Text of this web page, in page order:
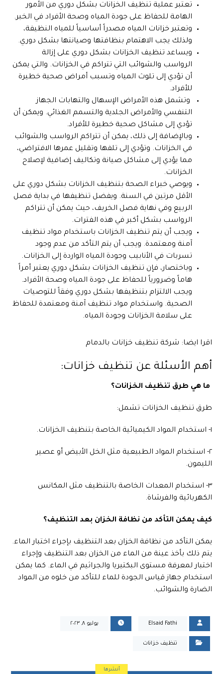
تعتبر عملية تنظيف الخزانات بشكل دوري من الأمور
الهامة للحفاظ على جودة المياه وصحة الأفراد في الخبر.
وتعتبر خزانات المياه مصدراً أساسياً للمياه النظيفة،
ولذلك يجب الاهتمام بنظافتها وصيانتها بشكل دوري.
ويساعد تنظيف الخزانات بشكل دوري على إزالة
الرواسب والشوائب التي تتراكم في الخزانات. والتي يمكن
أن تؤدي إلى تلوث المياه وتسبب أمراض صحية خطيرة
للأفراد.
وتشمل هذه الأمراض الإسهال والتهابات الجهاز
التنفسي والأمراض الجلدية والتسمم الغذائي. ويمكن أن
تؤدي إلى مشاكل صحية خطيرة للأفراد.
وبالإضافة إلى ذلك، يمكن أن تتراكم الرواسب والشوائب
في الخزانات. وتؤدي إلى تلفها وتقليل عمرها الافتراضي،
مما يؤدي إلى مشاكل صيانة وتكاليف إضافية لإصلاح
الخزانات.
ويوصي خبراء الصحة بتنظيف الخزانات بشكل دوري على
الأقل مرتين في السنة. ويفضل تنظيفها في بداية فصل
الربيع وفي نهاية فصل الخريف، حيث يمكن أن تتراكم
الرواسب بشكل أكبر في هذه الفترات.
ويجب أن يتم تنظيف الخزانات باستخدام مواد تنظيف
آمنة ومعتمدة. ويجب أن يتم التأكد من عدم وجود
تسربات في الأنابيب وجودة المياه الواردة إلى الخزانات.
وباختصار، فإن تنظيف الخزانات بشكل دوري يعتبر أمراً
هاماً وضرورياً للحفاظ على جودة المياه وصحة الأفراد.
ويجب الالتزام بتنظيفها بشكل دوري وفقاً للتوصيات
الصحية. واستخدام مواد تنظيف آمنة ومعتمدة للحفاظ
على سلامة الخزانات وجودة المياه.
اقرا ايضا: شركة تنظيف خزانات بالدمام
أهم الأسئلة عن تنظيف خزانات:
ما هي طرق تنظيف الخزانات؟
طرق تنظيف الخزانات تشمل:
١- استخدام المواد الكيميائية الخاصة بتنظيف الخزانات.
٢- استخدام المواد الطبيعية مثل الخل الأبيض أو عصير
الليمون.
٣- استخدام المعدات الخاصة بالتنظيف مثل المكانس
الكهربائية والفرشاة.
كيف يمكن التأكد من نظافة الخزان بعد التنظيف؟
يمكن التأكد من نظافة الخزان بعد التنظيف بإجراء اختبار الماء.
يتم ذلك بأخذ عينة من الماء من الخزان بعد التنظيف وإجراء
اختبار لمعرفة مستوى البكتيريا والجراثيم في الماء. كما يمكن
استخدام جهاز قياس الجودة للماء للتأكد من خلوه من المواد
الضارة والشوائب.
Elsaid Fathi يوليو ٨, ٢٠٢٣
تنظيف خزانات